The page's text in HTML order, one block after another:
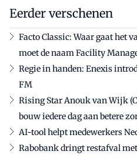
Eerder verschenen
Facto Classic: Waar gaat het
moet de naam Facility
Regie in handen: Enexis
FM
Rising Star Anouk van Wijk
bouw iedere dag aan betere
AI-tool helpt medewerkers
Rabobank dringt restafval